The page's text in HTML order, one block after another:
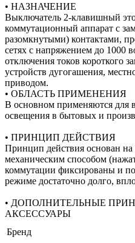
• НАЗНАЧЕНИЕ
Выключатель 2-клавишный
коммутационный аппарат с
разомкнутыми) контактами,
сетях с напряжением до 1000
отключения токов короткого
устройств дугогашения,
приводом.
• ОБЛАСТЬ ПРИМЕНЕНИЯ
В основном применяются для
освещения в бытовых и
• ПРИНЦИП ДЕЙСТВИЯ
Принцип действия основан на
механическим способом
коммутации фиксированы и
режиме достаточно долго,
• ДОПОЛНИТЕЛЬНЫЕ
АКСЕССУАРЫ
Бренд